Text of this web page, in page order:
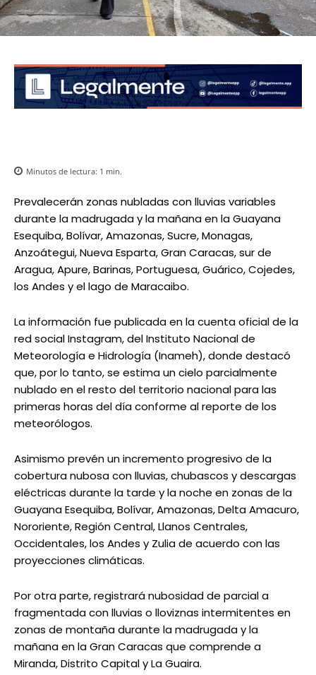
Minutos de lectura: 1 min.
Prevalecerán zonas nubladas con lluvias variables
durante la madrugada y la mañana en la Guayana
Esequiba, Bolívar, Amazonas, Sucre, Monagas,
Anzoátegui, Nueva Esparta, Gran Caracas, sur de
Aragua, Apure, Barinas, Portuguesa, Guárico, Cojedes,
los Andes y el lago de Maracaibo.
La información fue publicada en la cuenta oficial de la
red social Instagram, del Instituto Nacional de
Meteorología e Hidrología (Inameh), donde destacó
que, por lo tanto, se estima un cielo parcialmente
nublado en el resto del territorio nacional para las
primeras horas del día conforme al reporte de los
meteorólogos.
Asimismo prevén un incremento progresivo de la
cobertura nubosa con lluvias, chubascos y descargas
eléctricas durante la tarde y la noche en zonas de la
Guayana Esequiba, Bolívar, Amazonas, Delta Amacuro,
Nororiente, Región Central, Llanos Centrales,
Occidentales, los Andes y Zulia de acuerdo con las
proyecciones climáticas.
Por otra parte, registrará nubosidad de parcial a
fragmentada con lluvias o lloviznas intermitentes en
zonas de montaña durante la madrugada y la
mañana en la Gran Caracas que comprende a
Miranda, Distrito Capital y La Guaira.